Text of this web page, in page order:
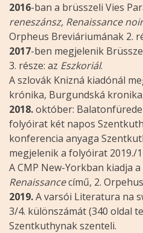
2016-ban a brüsszeli Vies
reneszánsz, Renaissance
Orpheus Breviáriumának 2.
2017-ben megjelenik
3. része: az Eszkoriál.
A szlovák Knizná kiadónál
krónika, Burgundská
2018.október:
folyóirat két napos
konferencia anyaga
megjelenik a folyóirat 2019./
A CMP New-Yorkban kiadja a
Renaissancecímű, 2.
2019.A varsói Literatura na
3/4. különszámát (340 oldal
Szentkuthynak szenteli.